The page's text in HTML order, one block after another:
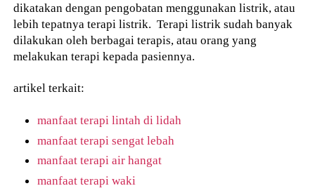
dikatakan dengan pengobatan menggunakan listrik, atau
lebih tepatnya terapi listrik. Terapi listrik sudah banyak
dilakukan oleh berbagai terapis, atau orang yang
melakukan terapi kepada pasiennya.
artikel terkait:
manfaat terapi lintah di lidah
manfaat terapi sengat lebah
manfaat terapi air hangat
manfaat terapi waki